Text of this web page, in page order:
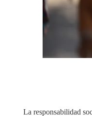
La responsabilidad